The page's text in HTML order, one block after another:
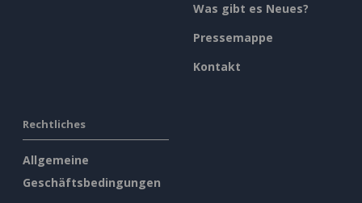
Was gibt es Neues?
Pressemappe
Kontakt
Rechtliches
Allgemeine
Geschäftsbedingungen